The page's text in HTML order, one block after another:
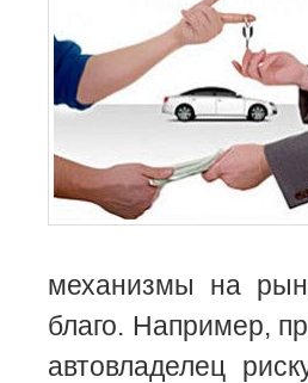
механизмы на
благо. Например,
автовладелец